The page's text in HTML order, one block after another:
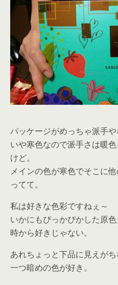
パッケージがめっちゃ派手や
いや寒色なので派手さは暖
けど。
メインの色が寒色でそこに
ってて。
私は好きな色彩ですねぇ～
いかにもぴっかぴかした原
時から好きじゃない。
あれちょっと下品に見えがち
一つ暗めの色が好き。